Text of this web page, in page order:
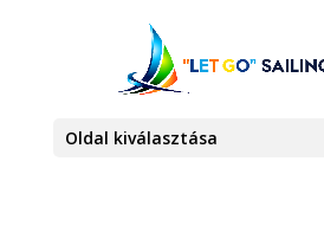
Oldal kiválasztása